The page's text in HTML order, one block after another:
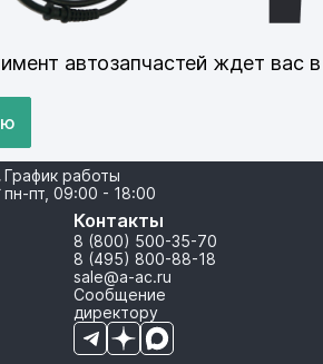
автозапчастей ждет вас в
График работы
пн-пт, 09:00 - 18:00
Контакты
8 (800) 500-35-70
8 (495) 800-88-18
sale@a-ac.ru
Сообщение
директору